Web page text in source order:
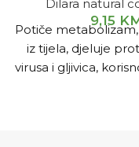
Dilara natural
9,15
Potiče
iz tijela, djeluje
virusa i gljivica,